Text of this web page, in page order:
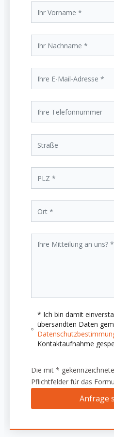
* Ich bin damit
übersandten Daten
Kontaktaufnahme
Die mit *
Pflichtfelder für das
Anfrage